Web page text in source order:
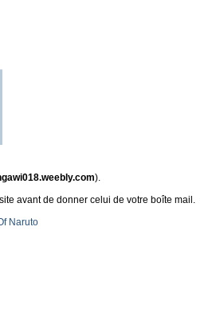
).
avant de donner celui de votre boîte mail.
Naruto